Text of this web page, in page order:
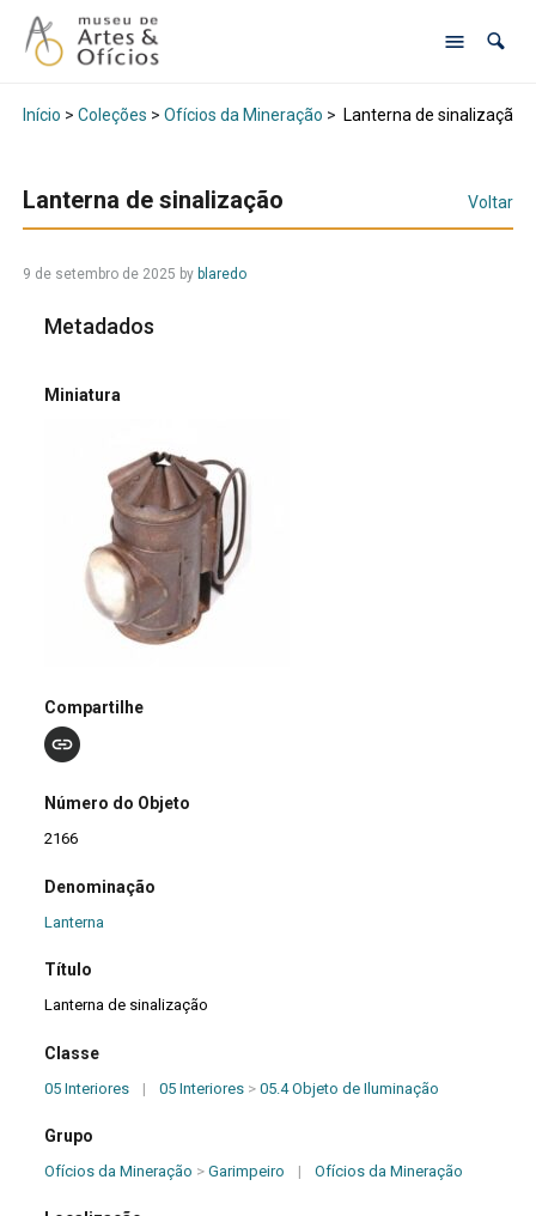
Início > Coleções > Ofícios da Mineração > Lanterna de sinalização
Lanterna de sinalização Voltar
9 de setembro de 2025 by blaredo
Metadados
Miniatura
Compartilhe
Número do Objeto
2166
Denominação
Lanterna
Título
Lanterna de sinalização
Classe
05 Interiores | 05 Interiores >05.4 Objeto de Iluminação
Grupo
Ofícios da Mineração >Garimpeiro | Ofícios da Mineração